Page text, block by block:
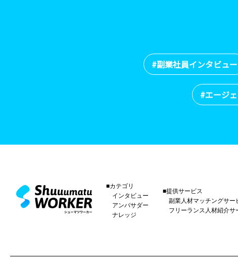
#副業社員インタビュー
#エージ
■カテゴリ
インタビュー
アンバサダー
ナレッジ
■提供サービス
副業人材マッチングサー
フリーランス人材紹介サ